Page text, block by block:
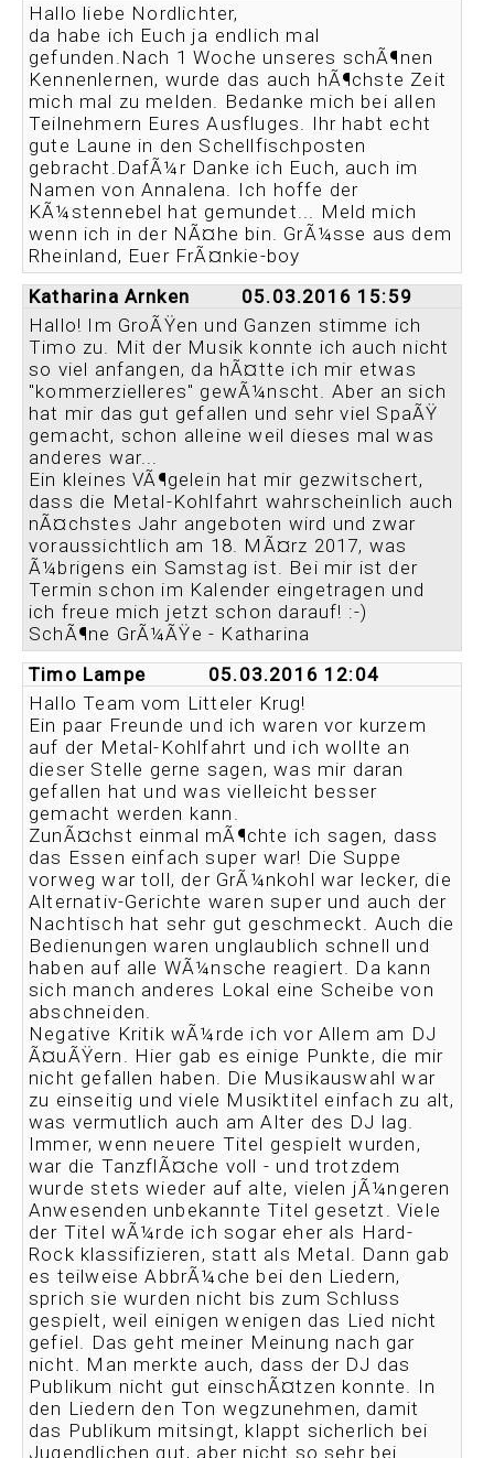
Hallo liebe Nordlichter,
da habe ich Euch ja endlich mal
gefunden.Nach 1 Woche unseres schÃ¶nen
Kennenlernen, wurde das auch hÃ¶chste Zeit
mich mal zu melden. Bedanke mich bei allen
Teilnehmern Eures Ausfluges. Ihr habt echt
gute Laune in den Schellfischposten
gebracht.DafÃ¼r Danke ich Euch, auch im
Namen von Annalena. Ich hoffe der
KÃ¼stennebel hat gemundet... Meld mich
wenn ich in der NÃ¤he bin. GrÃ¼sse aus dem
Rheinland, Euer FrÃ¤nkie-boy
Katharina Arnken
05.03.2016 15:59
Hallo! Im GroÃŸen und Ganzen stimme ich
Timo zu. Mit der Musik konnte ich auch nicht
so viel anfangen, da hÃ¤tte ich mir etwas
"kommerzielleres" gewÃ¼nscht. Aber an sich
hat mir das gut gefallen und sehr viel SpaÃŸ
gemacht, schon alleine weil dieses mal was
anderes war...
Ein kleines VÃ¶gelein hat mir gezwitschert,
dass die Metal-Kohlfahrt wahrscheinlich auch
nÃ¤chstes Jahr angeboten wird und zwar
voraussichtlich am 18. MÃ¤rz 2017, was
Ã¼brigens ein Samstag ist. Bei mir ist der
Termin schon im Kalender eingetragen und
ich freue mich jetzt schon darauf! :-)
SchÃ¶ne GrÃ¼ÃŸe - Katharina
Timo Lampe
05.03.2016 12:04
Hallo Team vom Litteler Krug!
Ein paar Freunde und ich waren vor kurzem
auf der Metal-Kohlfahrt und ich wollte an
dieser Stelle gerne sagen, was mir daran
gefallen hat und was vielleicht besser
gemacht werden kann.
ZunÃ¤chst einmal mÃ¶chte ich sagen, dass
das Essen einfach super war! Die Suppe
vorweg war toll, der GrÃ¼nkohl war lecker, die
Alternativ-Gerichte waren super und auch der
Nachtisch hat sehr gut geschmeckt. Auch die
Bedienungen waren unglaublich schnell und
haben auf alle WÃ¼nsche reagiert. Da kann
sich manch anderes Lokal eine Scheibe von
abschneiden.
Negative Kritik wÃ¼rde ich vor Allem am DJ
Ã¤uÃŸern. Hier gab es einige Punkte, die mir
nicht gefallen haben. Die Musikauswahl war
zu einseitig und viele Musiktitel einfach zu alt,
was vermutlich auch am Alter des DJ lag.
Immer, wenn neuere Titel gespielt wurden,
war die TanzflÃ¤che voll - und trotzdem
wurde stets wieder auf alte, vielen jÃ¼ngeren
Anwesenden unbekannte Titel gesetzt. Viele
der Titel wÃ¼rde ich sogar eher als Hard-
Rock klassifizieren, statt als Metal. Dann gab
es teilweise AbbrÃ¼che bei den Liedern,
sprich sie wurden nicht bis zum Schluss
gespielt, weil einigen wenigen das Lied nicht
gefiel. Das geht meiner Meinung nach gar
nicht. Man merkte auch, dass der DJ das
Publikum nicht gut einschÃ¤tzen konnte. In
den Liedern den Ton wegzunehmen, damit
das Publikum mitsingt, klappt sicherlich bei
Jugendlichen gut, aber nicht so sehr bei